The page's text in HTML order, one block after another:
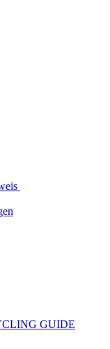
GUIDE